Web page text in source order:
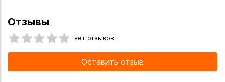
градусов С
Готовый подарок. Изысканная упаковка делает бокал
идеальным вариантом для вручения — ничего
дополнительно подбирать не нужно.
Отзывы
нет отзывов
Оставить отзыв